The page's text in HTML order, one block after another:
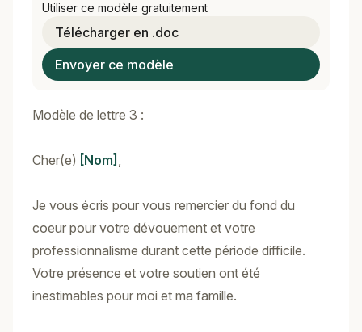
Utiliser ce modèle gratuitement
Télécharger en .doc
Envoyer ce modèle
Modèle de lettre 3 :
Cher(e) [Nom] ,
Je vous écris pour vous remercier du fond du
coeur pour votre dévouement et votre
professionnalisme durant cette période difficile.
Votre présence et votre soutien ont été
inestimables pour moi et ma famille.